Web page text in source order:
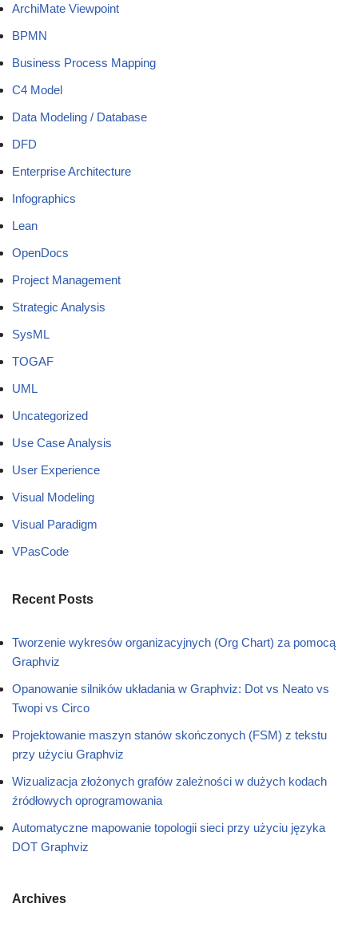
ArchiMate Viewpoint
BPMN
Business Process Mapping
C4 Model
Data Modeling / Database
DFD
Enterprise Architecture
Infographics
Lean
OpenDocs
Project Management
Strategic Analysis
SysML
TOGAF
UML
Uncategorized
Use Case Analysis
User Experience
Visual Modeling
Visual Paradigm
VPasCode
Recent Posts
Tworzenie wykresów organizacyjnych (Org Chart) za pomocą
Graphviz
Opanowanie silników układania w Graphviz: Dot vs Neato vs
Twopi vs Circo
Projektowanie maszyn stanów skończonych (FSM) z tekstu
przy użyciu Graphviz
Wizualizacja złożonych grafów zależności w dużych kodach
źródłowych oprogramowania
Automatyczne mapowanie topologii sieci przy użyciu języka
DOT Graphviz
Archives